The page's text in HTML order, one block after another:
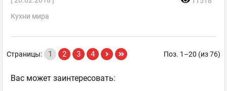
Кухни мира
Поз. 1–20 (из 76)
Страницы: 1 2 3 4
Ваc может заинтересовать: